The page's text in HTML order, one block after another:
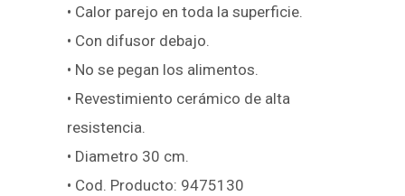
• Calor parejo en toda la superficie.
• Con difusor debajo.
• No se pegan los alimentos.
• Revestimiento cerámico de alta
resistencia.
• Diametro 30 cm.
• Cod. Producto: 9475130